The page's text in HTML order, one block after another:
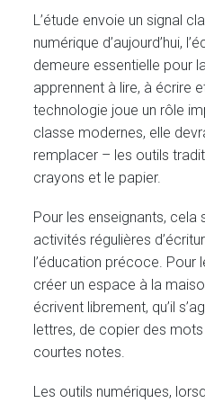
L’étude envoie un signal
numérique d’aujourd’hui,
demeure essentielle pour
apprennent à lire, à écrire
technologie joue un rôle
classe modernes, elle
remplacer – les outils
crayons et le papier.
Pour les enseignants, cela
activités régulières
l’éducation précoce. Pour
créer un espace à la
écrivent librement, qu’il
lettres, de copier des
courtes notes.
Les outils numériques,